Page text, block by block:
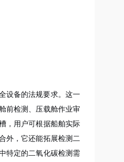
设备的法规要求。这一
前检测、压载舱作业审
，用户可根据船舶实际
外，它还能拓展检测二
特定的二氧化碳检测需